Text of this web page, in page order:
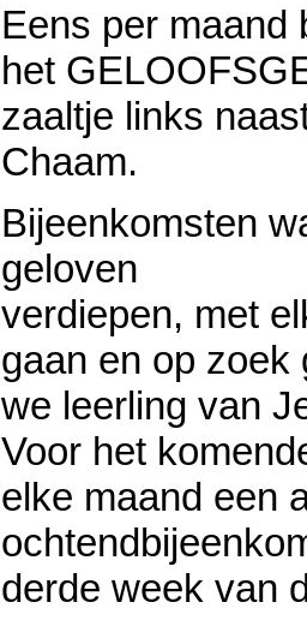
Eens per maand
het
zaaltje links
Chaam.
Bijeenkomsten
geloven
verdiepen, met
gaan en op zoek
we leerling van
Voor het
elke maand een
derde week van